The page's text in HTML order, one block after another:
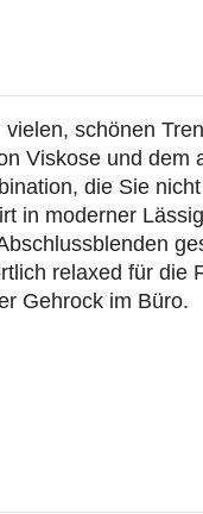
schönen
Viskose und dem
die Sie
in moderner
relaxed für die
Gehrock im Büro.